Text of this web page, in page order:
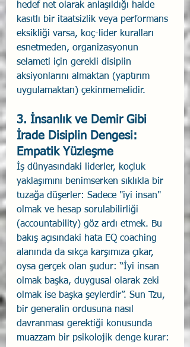
hedef net olarak anlaşıldığı halde
kasıtlı bir itaatsizlik veya performans
eksikliği varsa, koç-lider kuralları
esnetmeden, organizasyonun
selameti için gerekli disiplin
aksiyonlarını almaktan (yaptırım
uygulamaktan) çekinmemelidir.
3. İnsanlık ve Demir Gibi
İrade Disiplin Dengesi:
Empatik Yüzleşme
İş dünyasındaki liderler, koçluk
yaklaşımını benimserken sıklıkla bir
tuzağa düşerler: Sadece "iyi insan"
olmak ve hesap sorulabilirliği
(accountability) göz ardı etmek. Bu
bakış açısındaki hata EQ coaching
alanında da sıkça karşımıza çıkar,
oysa gerçek olan şudur: “İyi insan
olmak başka, duygusal olarak zeki
olmak ise başka şeylerdir”. Sun Tzu,
bir generalin ordusuna nasıl
davranması gerektiği konusunda
muazzam bir psikolojik denge kurar: